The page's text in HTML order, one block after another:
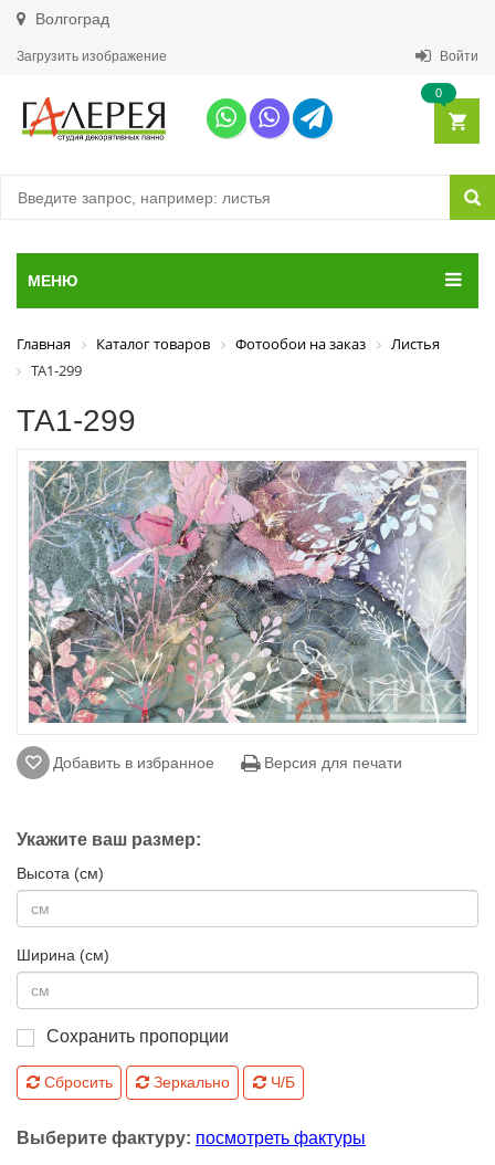
Волгоград
Загрузить изображение Войти
0
МЕНЮ
Главная Каталог товаров Фотообои на заказ
Листья
ТА1-299
ТА1-299
Добавить в избранное Версия для печати
Укажите ваш размер:
Высота (см)
Ширина (см)
Сохранить пропорции
Сбросить Зеркально Ч/Б
Выберите фактуру: посмотреть фактуры